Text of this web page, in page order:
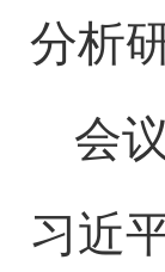
分析
会
习近